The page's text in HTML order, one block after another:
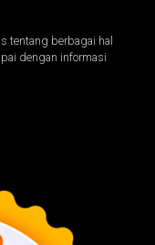
tentang berbagai hal
dengan informasi